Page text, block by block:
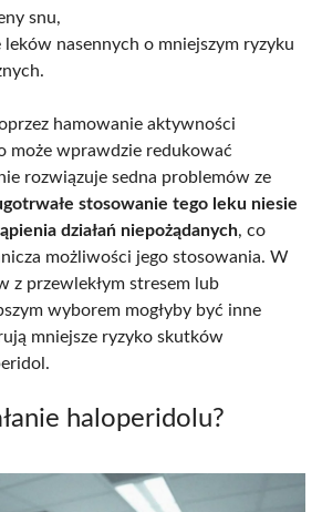
snu,
leków nasennych o mniejszym ryzyku
hamowanie aktywności
może wprawdzie redukować
rozwiązuje sedna problemów ze
stosowanie tego leku niesie
działań niepożądanych, co
możliwości jego stosowania. W
z przewlekłym stresem lub
wyborem mogłyby być inne
mniejsze ryzyko skutków
haloperidolu?